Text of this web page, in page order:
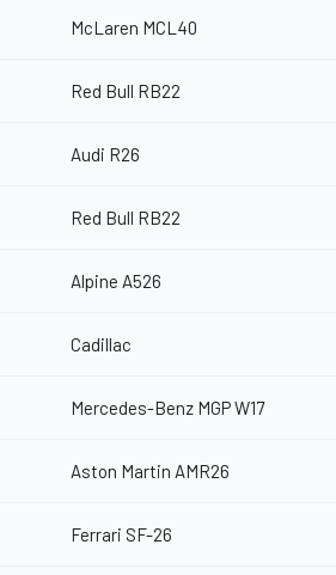
McLaren MCL40
Red Bull RB22
Audi R26
Red Bull RB22
Alpine A526
Cadillac
Mercedes-Benz MGP W17
Aston Martin AMR26
Ferrari SF-26